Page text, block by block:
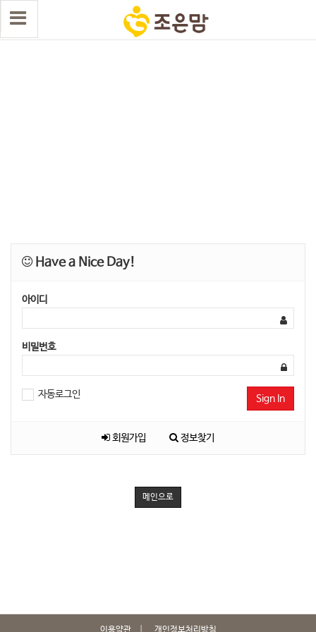
Have a Nice Day!
아이디
비밀번호
자동로그인 Sign In
회원가입 정보찾기
메인으로
이용약관 개인정보처리방침